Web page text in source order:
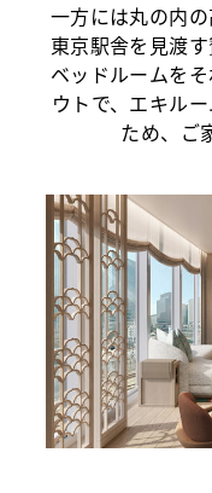
一方には丸の内
東京駅舎を見渡
ベッドルームを
ウトで、エキル
ため、ご